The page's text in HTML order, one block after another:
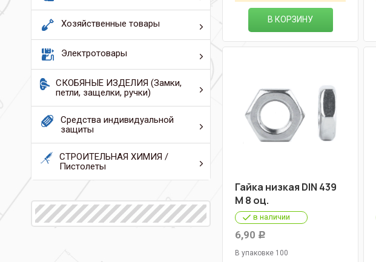
Хозяйственные товары
Электротовары
СКОБЯНЫЕ ИЗДЕЛИЯ (Замки,
петли, защелки, ручки)
Средства индивидуальной
защиты
СТРОИТЕЛЬНАЯ ХИМИЯ /
Пистолеты
В КОРЗИНУ
Гайка низкая DIN 439
М 8 оц.
в наличии
6,90 Р
В упаковке 100